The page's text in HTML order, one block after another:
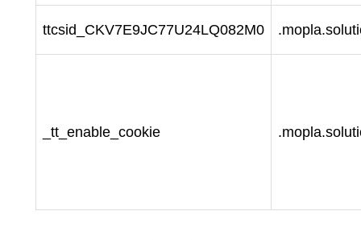
ttcsid_CKV7E9JC77U24LQ082M0
_tt_enable_cookie